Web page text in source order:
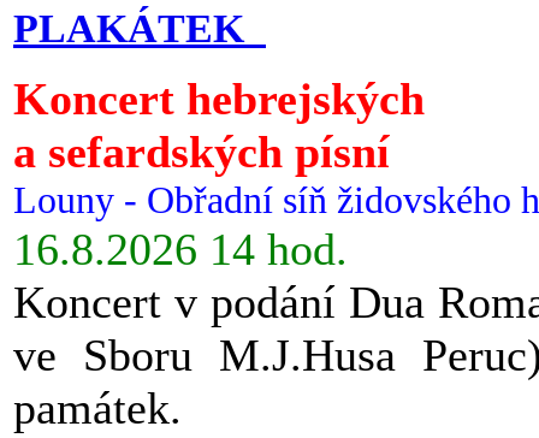
PLAKÁTEK
Koncert hebrejských
a sefardských písní
Louny - Obřadní síň židovského
16.8.2026 14 hod.
Koncert v podání Dua
ve Sboru M.J.Husa
památek.